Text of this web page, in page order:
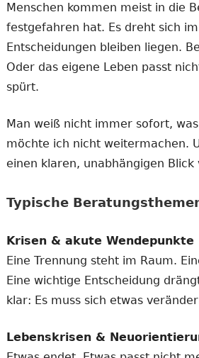
Menschen kommen meist in die
festgefahren hat. Es dreht sich
Entscheidungen bleiben liegen.
Oder das eigene Leben passt
spürt.
Man weiß nicht immer sofort,
möchte ich nicht weitermachen.
einen klaren, unabhängigen Blick
Typische
Krisen & akute Wendepunkte
Eine Trennung steht im Raum.
Eine wichtige Entscheidung
klar: Es muss sich etwas
Lebenskrisen &